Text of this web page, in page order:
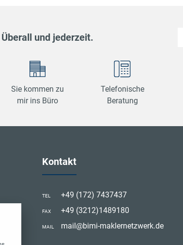
und jederzeit.
Sie kommen zu
mir ins Büro
Telefonische
Beratung
Kontakt
TEL +49 (172) 7437437
FAX +49 (3212)1489180
MAIL mail@bimi-maklernetzwerk.de